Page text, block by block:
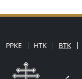
PPKE HTK BTK